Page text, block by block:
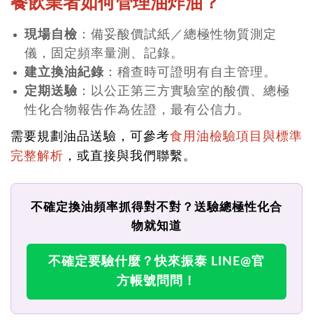
現場自檢 ：備妥酸價試紙／總極性物質測定
儀，固定頻率量測、記錄。
建立換油紀錄 ：稽查時可證明有自主管理。
定期送驗 ：以公正第三方實驗室的酸價、總極
性化合物報告作為佐證，最有公信力。
需要規劃油品送驗，可參考食用油檢驗項目與標準
完整解析 ，或直接與我們聯繫。
不確定換油頻率抓得對不對？送驗總極性化合
物就知道
不確定要驗什麼？快來振泰 LINE@官
方帳號問問！